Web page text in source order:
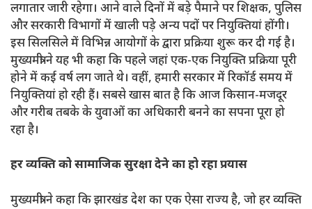
लगातार जारी रहेगा। आने वाले दिनों में बड़े पैमाने पर शिक्षक, पुलिस
और सरकारी विभागों में खाली पड़े अन्य पदों पर नियुक्तियां होंगी।
इस सिलसिले में विभिन्न आयोगों के द्वारा प्रक्रिया शुरू कर दी गई है।
मुख्यमंत्री ने यह भी कहा कि पहले जहां एक-एक नियुक्ति प्रक्रिया पूरी
होने में कई वर्ष लग जाते थे। वहीं, हमारी सरकार में रिकॉर्ड समय में
नियुक्तियां हो रही हैं। सबसे खास बात है कि आज किसान-मजदूर
और गरीब तबके के युवाओं का अधिकारी बनने का सपना पूरा हो
रहा है।
हर व्यक्ति को सामाजिक सुरक्षा देने का हो रहा प्रयास
मुख्यमंत्री ने कहा कि झारखंड देश का एक ऐसा राज्य है, जो हर व्यक्ति